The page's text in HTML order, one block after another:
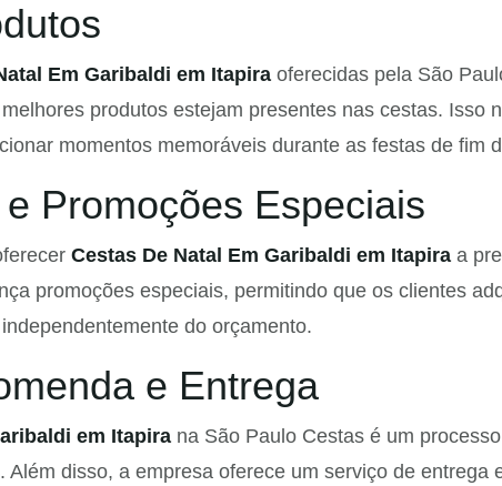
Em Garibaldi em Itapira oferecidas pela São
produtos estejam presentes nas cestas.
momentos memoráveis durante as festas de fim
Promoções Especiais
Cestas De Natal Em Garibaldi em Itapira a
promoções especiais, permitindo que os clientes
do orçamento.
e Entrega
em Itapira na São Paulo Cestas é um
disso, a empresa oferece um serviço de